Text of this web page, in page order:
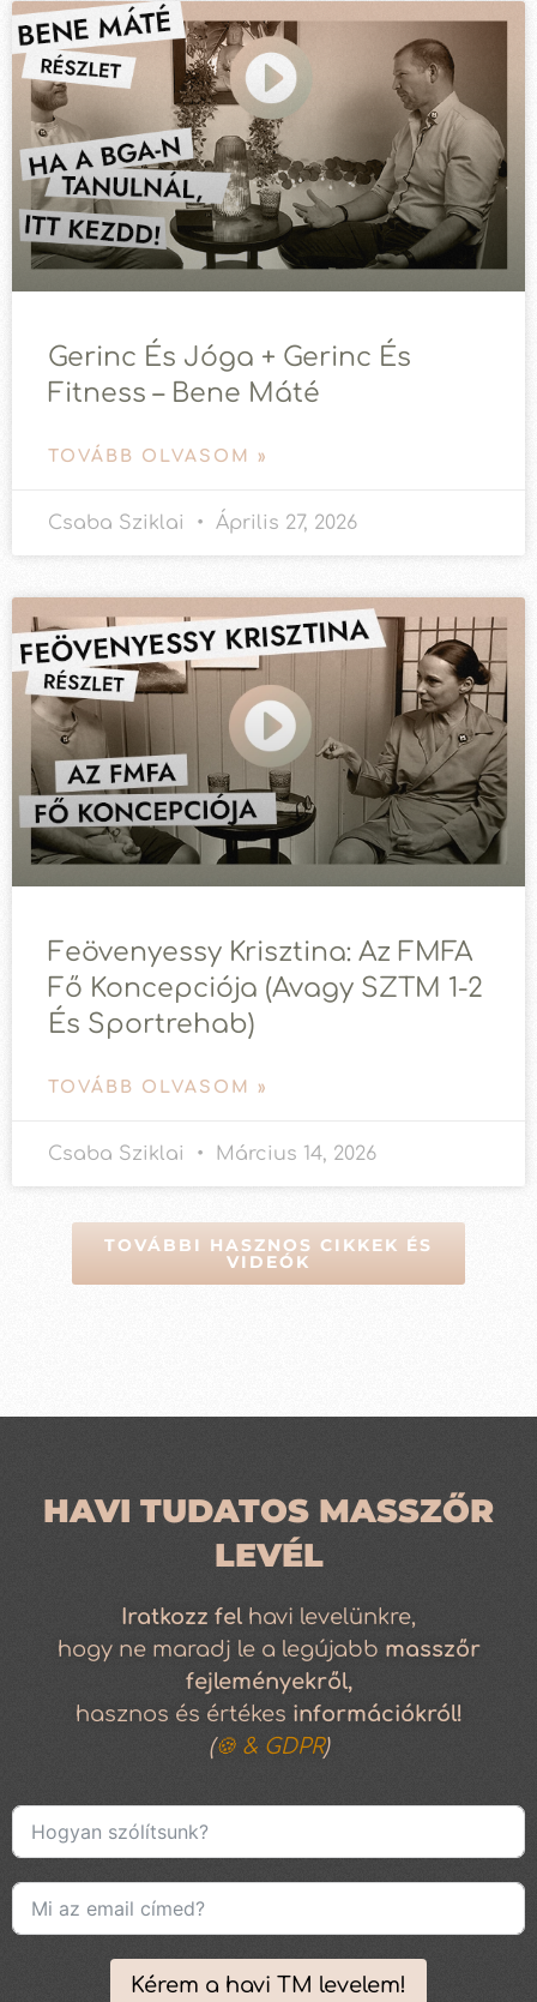
Gerinc És Jóga + Gerinc És
Fitness – Bene Máté
TOVÁBB OLVASOM »
Csaba Sziklai Április 27, 2026
Feövenyessy Krisztina: Az FMFA
Fő Koncepciója (avagy SZTM 1-2
És Sportrehab)
TOVÁBB OLVASOM »
Csaba Sziklai Március 14, 2026
TOVÁBBI HASZNOS CIKKEK ÉS
VIDEÓK
HAVI TUDATOS MASSZŐR
LEVÉL
Iratkozz fel havi levelünkre,
hogy ne maradj le a legújabb masszőr
fejleményekről,
hasznos és értékes információkról!
(🍪 & GDPR)
Kérem a havi TM levelem!